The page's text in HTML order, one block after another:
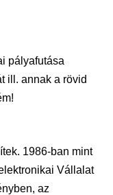
pályafutása
ill. annak a rövid
1986-ban mint
Vállalat
az